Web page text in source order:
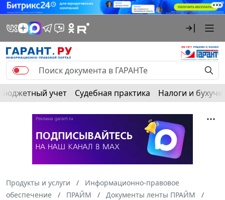
Бюджетный учет Судебная практика Налоги и
Продукты и услуги
Информационно-правовое
обеспечение
ПРАЙМ
Документы ленты ПРАЙМ